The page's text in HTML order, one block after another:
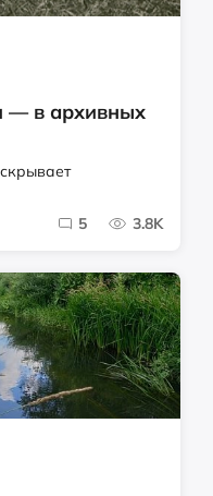
— в архивных
5 3.8K